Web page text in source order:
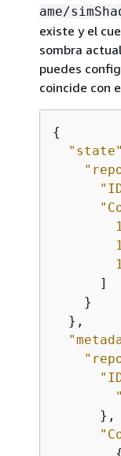
ame/
existe y el
sombra
puedes
coincide con
{
"state"
      ]
    }
  },
      },